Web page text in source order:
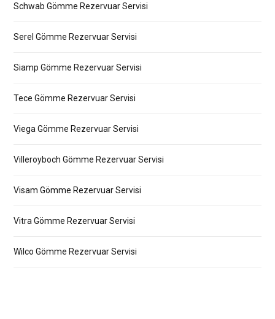
Schwab Gömme Rezervuar Servisi
Serel Gömme Rezervuar Servisi
Siamp Gömme Rezervuar Servisi
Tece Gömme Rezervuar Servisi
Viega Gömme Rezervuar Servisi
Villeroyboch Gömme Rezervuar Servisi
Visam Gömme Rezervuar Servisi
Vitra Gömme Rezervuar Servisi
Wilco Gömme Rezervuar Servisi